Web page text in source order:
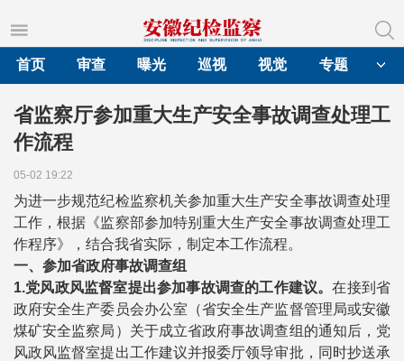
首页
审查 曝光 巡视 视觉 专题
省监察厅参加重大生产安全事故调查处理工
作流程
05-02 19:22
为进一步规范纪检监察机关参加重大生产安全事故调查处理
工作，根据《监察部参加特别重大生产安全事故调查处理工
作程序》，结合我省实际，制定本工作流程。
一、参加省政府事故调查组
1.党风政风监督室提出参加事故调查的工作建议。在接到省
政府安全生产委员会办公室（省安全生产监督管理局或安徽
煤矿安全监察局）关于成立省政府事故调查组的通知后，党
风政风监督室提出工作建议并报委厅领导审批，同时抄送承